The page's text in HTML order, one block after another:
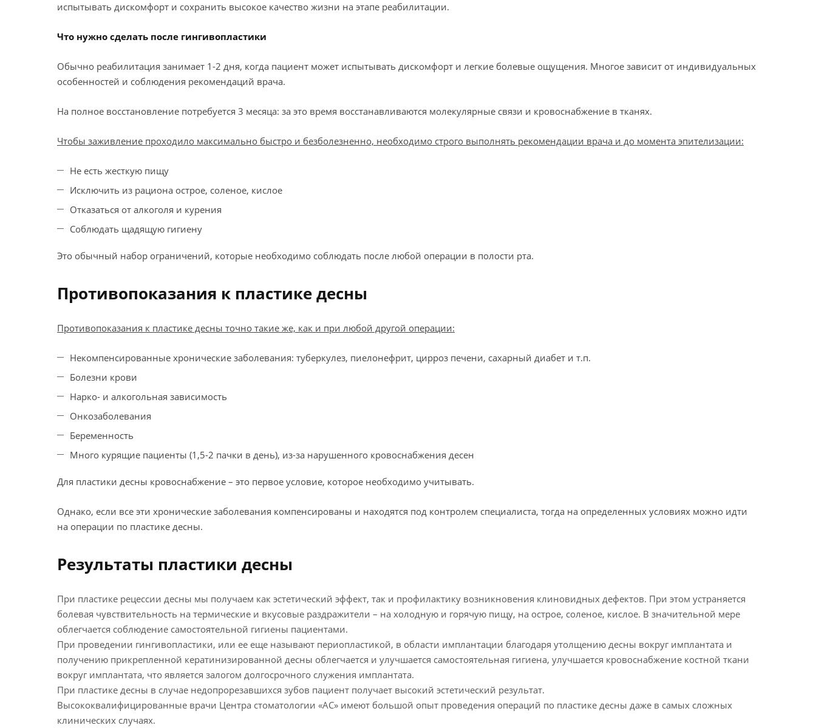
испытывать дискомфорт и сохранить высокое качество жизни на этапе реабилитации.
Что нужно сделать после гингивопластики
Обычно реабилитация занимает 1-2 дня, когда пациент может испытывать дискомфорт и легкие болевые ощущения. Многое зависит от индивидуальных
особенностей и соблюдения рекомендаций врача.
На полное восстановление потребуется 3 месяца: за это время восстанавливаются молекулярные связи и кровоснабжение в тканях.
Чтобы заживление проходило максимально быстро и безболезненно, необходимо строго выполнять рекомендации врача и до момента эпителизации:
Не есть жесткую пищу
Исключить из рациона острое, соленое, кислое
Отказаться от алкоголя и курения
Соблюдать щадящую гигиену
Это обычный набор ограничений, которые необходимо соблюдать после любой операции в полости рта.
Противопоказания к пластике десны
Противопоказания к пластике десны точно такие же, как и при любой другой операции:
Некомпенсированные хронические заболевания: туберкулез, пиелонефрит, цирроз печени, сахарный диабет и т.п.
Болезни крови
Нарко- и алкогольная зависимость
Онкозаболевания
Беременность
Много курящие пациенты (1,5-2 пачки в день), из-за нарушенного кровоснабжения десен
Для пластики десны кровоснабжение – это первое условие, которое необходимо учитывать.
Однако, если все эти хронические заболевания компенсированы и находятся под контролем специалиста, тогда на определенных условиях можно идти
на операции по пластике десны.
Результаты пластики десны
При пластике рецессии десны мы получаем как эстетический эффект, так и профилактику возникновения клиновидных дефектов. При этом устраняется
болевая чувствительность на термические и вкусовые раздражители – на холодную и горячую пищу, на острое, соленое, кислое. В значительной мере
облегчается соблюдение самостоятельной гигиены пациентами.
При проведении гингивопластики, или ее еще называют периопластикой, в области имплантации благодаря утолщению десны вокруг имплантата и
получению прикрепленной кератинизированной десны облегчается и улучшается самостоятельная гигиена, улучшается кровоснабжение костной ткани
вокруг имплантата, что является залогом долгосрочного служения имплантата.
При пластике десны в случае недопрорезавшихся зубов пациент получает высокий эстетический результат.
Высококвалифицированные врачи Центра стоматологии «АС» имеют большой опыт проведения операций по пластике десны даже в самых сложных
клинических случаях.